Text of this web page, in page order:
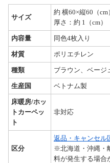
サイズ
約 横60×縦60（cm
厚さ：約 1（cm）
内容量 同色4枚入り
材質 ポリエチレン
種類 ブラウン、ベージ
生産国 ベトナム製
床暖房/ホッ
トカーペッ
ト
非対応
区分
返品・キャンセル
※北海道・沖縄・
料が発生する場合